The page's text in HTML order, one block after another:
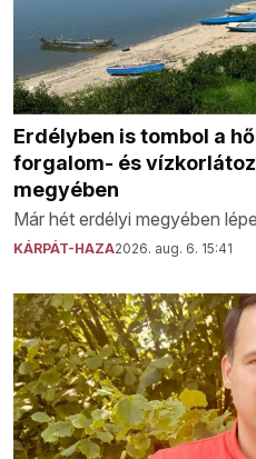
Erdélyben is tombol a
forgalom- és
megyében
Már hét erdélyi megyében
KÁRPÁT-HAZA2026. aug. 6. 15:41